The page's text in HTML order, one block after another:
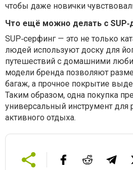
чтобы даже новички
Что ещё можно делать с
SUP‑серфинг — это не только
людей используют доску для
путешествий с домашними
модели бренда позволяют
багаж, а прочное покрытие
Таким образом, одна покупка
универсальный инструмент для
активного отдыха.